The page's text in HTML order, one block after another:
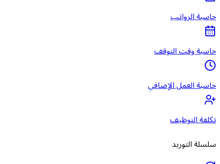
حاسبة الرواتب
حاسبة وقت التوقف
حاسبة العمل الإضافي
تكلفة التوظيف
سلسلة التوريد